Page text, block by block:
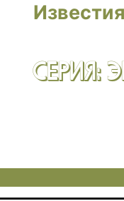
СЕРИЯ: